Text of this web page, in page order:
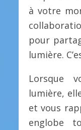
à votre
pour
lumière.
Lorsque
lumière,
et vous
englobe